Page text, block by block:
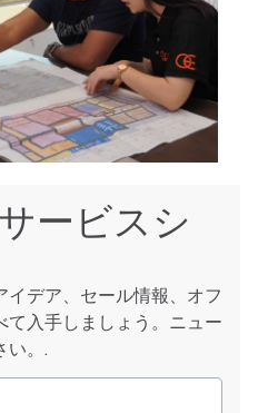
ービスシ
デア、セール情報、オフ
て入手しましょう。ニュー
い。.